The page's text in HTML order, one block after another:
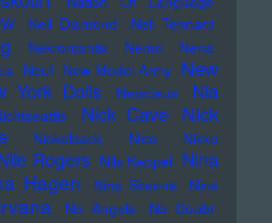
Neil Diamond Neil Tennant
Nekromantix Nemo
Nena
Neu! New Model Army New
York Dolls Newcleus
Nia
Nick Cave
Nick
Nickelback Nico
Nikko
Rogers Nils Keppel Nina
Hagen Nina Simone
Nine
No Angels
No Doubt